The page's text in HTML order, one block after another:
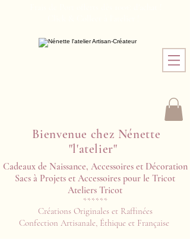
Bienvenue chez Nénette
"l'atelier"
Cadeaux de Naissance, Accessoires et Décoration
Sacs à Projets et Accessoires pour le Tricot
Ateliers Tricot​​
******
Créations Originales et Raffinées
Confection Artisanale, Éthique et Française